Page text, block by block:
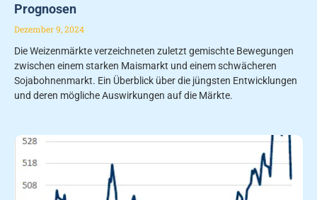
Prognosen
Dezember 9, 2024
Die Weizenmärkte verzeichneten zuletzt gemischte Bewegungen
zwischen einem starken Maismarkt und einem schwächeren
Sojabohnenmarkt. Ein Überblick über die jüngsten Entwicklungen
und deren mögliche Auswirkungen auf die Märkte.